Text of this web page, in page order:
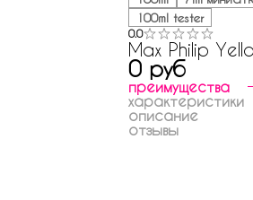
100ml tester
0.0
Max Philip
0 руб
преимущества
характеристики
описание
отзывы